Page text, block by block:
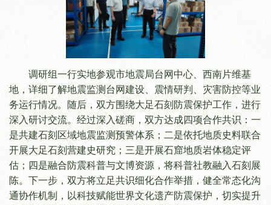
调研组一行实地参观市地震局台网中心、西南片维基
地，详细了解地震监测台网建设、震情研判、灾害防控等业
务运行情况。随后，双方围绕大足石刻防震保护工作，进行
深入研讨交流。经过深入磋商，双方达成四项合作共识：一
是共建石刻区域地震监测预警体系；二是依托地质史料联合
开展大足石刻营建史研究；三是开展石窟地质岩体稳定评
估；四是融合防震科普与文博资源，将科普社教融入石刻展
陈。下一步，双方将立足共识细化合作举措，健全常态化沟
通协作机制，以科技赋能世界文化遗产防震保护，切实提升